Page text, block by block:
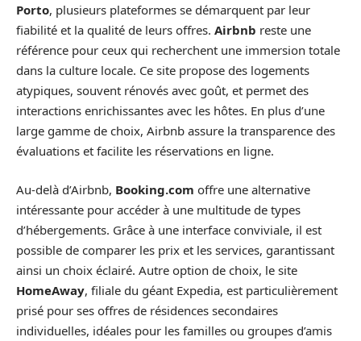
Porto, plusieurs plateformes se démarquent par leur
fiabilité et la qualité de leurs offres. Airbnb reste une
référence pour ceux qui recherchent une immersion totale
dans la culture locale. Ce site propose des logements
atypiques, souvent rénovés avec goût, et permet des
interactions enrichissantes avec les hôtes. En plus d’une
large gamme de choix, Airbnb assure la transparence des
évaluations et facilite les réservations en ligne.
Au-delà d’Airbnb, Booking.com offre une alternative
intéressante pour accéder à une multitude de types
d’hébergements. Grâce à une interface conviviale, il est
possible de comparer les prix et les services, garantissant
ainsi un choix éclairé. Autre option de choix, le site
HomeAway, filiale du géant Expedia, est particulièrement
prisé pour ses offres de résidences secondaires
individuelles, idéales pour les familles ou groupes d’amis